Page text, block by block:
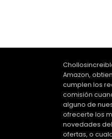
Amazon,
cumplen los
comisión
alguno de
ofrecerte los
novedades
ofertas, o